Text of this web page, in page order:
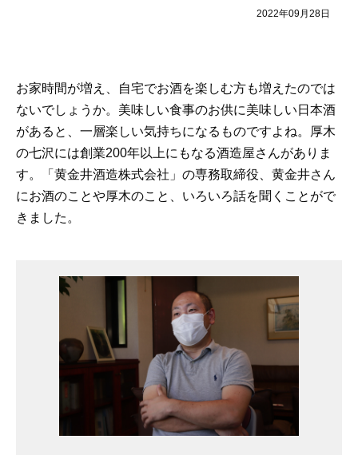
2022年09月28日
お家時間が増え、自宅でお酒を楽しむ方も増えたのでは
ないでしょうか。美味しい食事のお供に美味しい日本酒
があると、一層楽しい気持ちになるものですよね。厚木
の七沢には創業200年以上にもなる酒造屋さんがありま
す。「黄金井酒造株式会社」の専務取締役、黄金井さん
にお酒のことや厚木のこと、いろいろ話を聞くことがで
きました。